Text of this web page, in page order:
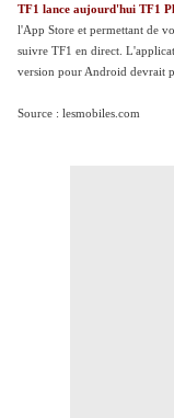
TF1 lance aujourd'hui TF1
l'App Store et permettant de
suivre TF1 en direct.
version pour Android devrait
Source : lesmobiles.com